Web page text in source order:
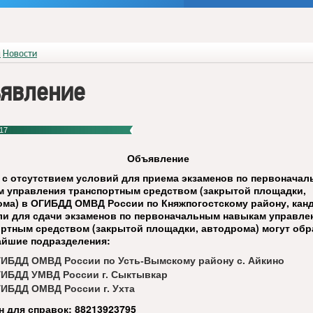
Новости
Объявление
отсутствием условий для приема экзаменов по
управления транспортным средством (закрытой площадки,
в ОГИБДД ОМВД России по Княжпогостскому району,
для сдачи экзаменов по первоначальным навыкам
средством (закрытой площадки, автодрома) могут
подразделения:
ОМВД России по Усть-Вымскому району с. Айкино
УМВД России г. Сыктывкар
ОМВД России г. Ухта
для справок: 88213923795